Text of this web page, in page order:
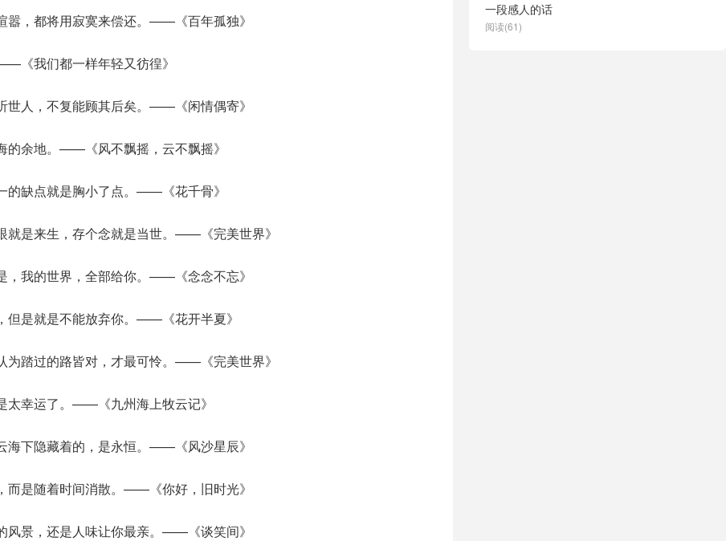
嚣，都将用寂寞来偿还。——《百年孤独》
《我们都一样年轻又彷徨》
世人，不复能顾其后矣。——《闲情偶寄》
的余地。——《风不飘摇，云不飘摇》
的缺点就是胸小了点。——《花千骨》
就是来生，存个念就是当世。——《完美世界》
，我的世界，全部给你。——《念念不忘》
但是就是不能放弃你。——《花开半夏》
为踏过的路皆对，才最可怜。——《完美世界》
太幸运了。——《九州海上牧云记》
海下隐藏着的，是永恒。——《风沙星辰》
而是随着时间消散。——《你好，旧时光》
风景，还是人味让你最亲。——《谈笑间》
一段感人的话
阅读(61)